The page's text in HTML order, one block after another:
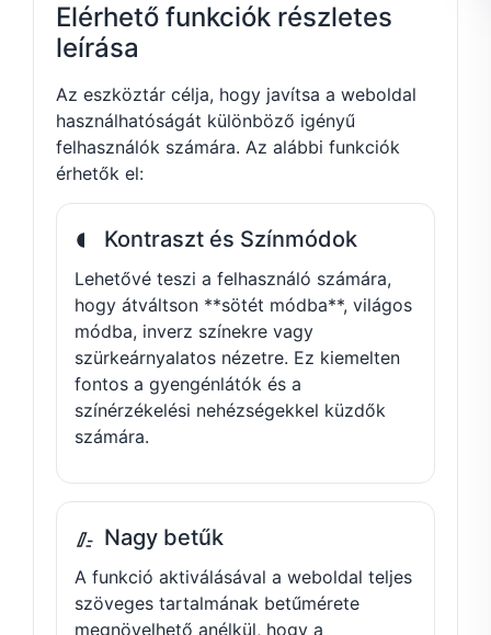
Elérhető funkciók részletes
leírása
Az eszköztár célja, hogy javítsa a weboldal
használhatóságát különböző igényű
felhasználók számára. Az alábbi funkciók
érhetők el:
Kontraszt és Színmódok
Lehetővé teszi a felhasználó számára,
hogy átváltson **sötét módba**, világos
módba, inverz színekre vagy
szürkeárnyalatos nézetre. Ez kiemelten
fontos a gyengénlátók és a
színérzékelési nehézségekkel küzdők
számára.
Nagy betűk
A funkció aktiválásával a weboldal teljes
szöveges tartalmának betűmérete
megnövelhető anélkül, hogy a